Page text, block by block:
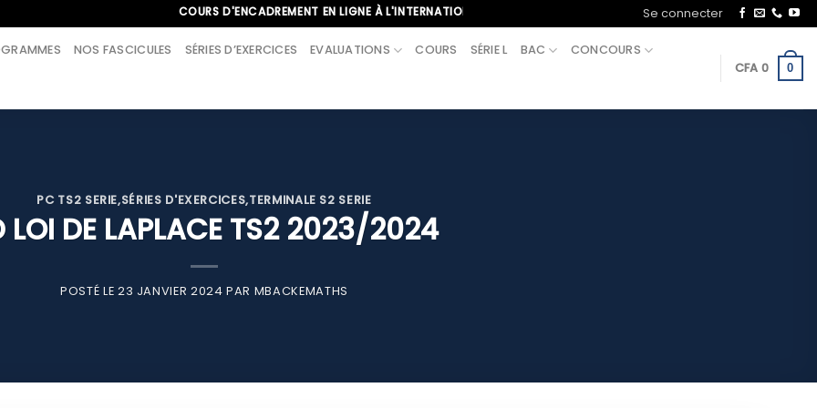
COURS D'ENCADREMENT EN LIGNE À L'INTERNATIONAL, APPELEZ-NOUS AU+221 70 713 09 21Se connecter
NOS FASCICULES SÉRIES D’EXERCICES EVALUATIONS COURS SÉRIE L BAC CONCOURS
CFA 0 0
PC TS2 SERIE,SÉRIES D'EXERCICES,TERMINALE S2 SERIE
LOI DE LAPLACE TS2 2023/2024
POSTÉ LE 23 JANVIER 2024 PAR MBACKEMATHS